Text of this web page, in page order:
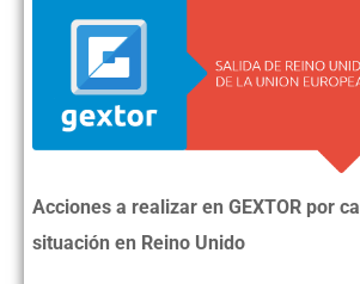
Acciones a realizar en GEXTOR por
situación en Reino Unido